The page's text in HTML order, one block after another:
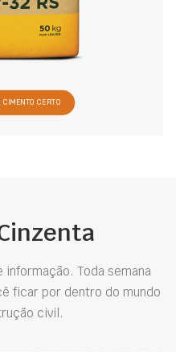
CIMENTO CERTO
informação. Toda semana
ficar por dentro do mundo
civil.